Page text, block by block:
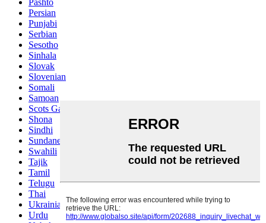
Persian
Punjabi
Serbian
Sesotho
Sinhala
Slovak
Slovenian
Somali
Samoan
Scots Gaelic
Shona
Sindhi
Sundanese
Swahili
Tajik
Tamil
Telugu
Thai
Ukrainian
Urdu